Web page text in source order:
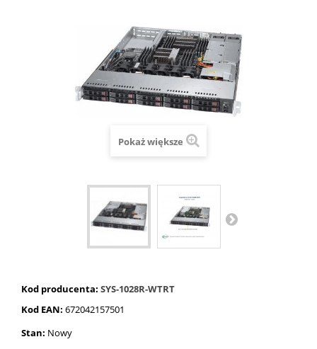
Pokaż większe
Kod producenta: SYS-1028R-WTRT
Kod EAN: 672042157501
Stan: Nowy